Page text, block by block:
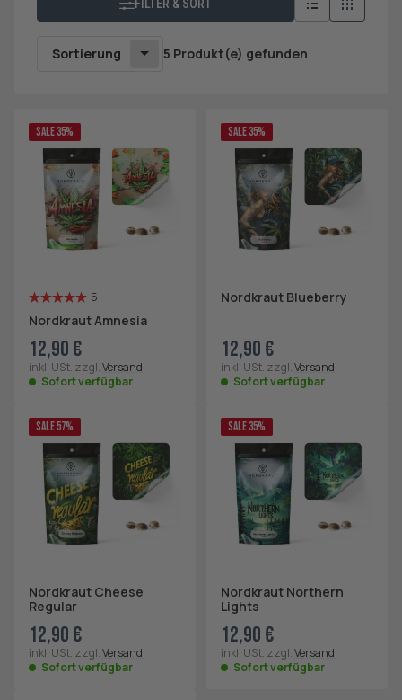
FILTER & SORT
Sortierung 5 Produkt(e) gefunden
SALE 35%
5
Nordkraut Amnesia
12,90 €
inkl. USt. zzgl.Versand
Sofort verfügbar
SALE 35%
Nordkraut Blueberry
12,90 €
inkl. USt. zzgl.Versand
Sofort verfügbar
SALE 57%
Nordkraut Cheese
Regular
12,90 €
inkl. USt. zzgl.Versand
Sofort verfügbar
SALE 35%
Nordkraut Northern
Lights
12,90 €
inkl. USt. zzgl.Versand
Sofort verfügbar